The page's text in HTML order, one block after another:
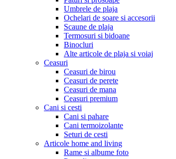
Umbrele de plaja
Ochelari de soare si accesorii
Scaune de plaja
Termosuri si bidoane
Binocluri
Alte articole de plaja si voiaj
Ceasuri
Ceasuri de birou
Ceasuri de perete
Ceasuri de mana
Ceasuri premium
Cani si cesti
Cani si pahare
Cani termoizolante
Seturi de cesti
Articole home and living
Rame si albume foto